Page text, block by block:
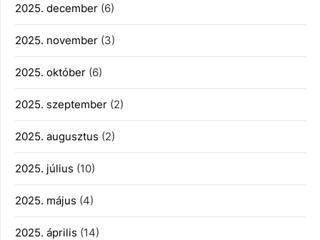
2025. december (6)
2025. november (3)
2025. október (6)
2025. szeptember (2)
2025. augusztus (2)
2025. július (10)
2025. május (4)
2025. április (14)